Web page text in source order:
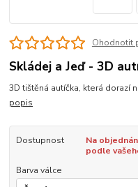
Ohodnotit
Skládej a Jeď - 3D
3D tištěná autíčka, která dorazí
popis
Dostupnost
Na
podle
Barva válce